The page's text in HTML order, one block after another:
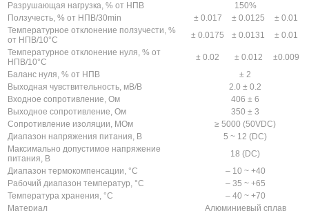
Разрушающая нагрузка, % от НПВ
150%
Ползучесть, % от НПВ/30min
± 0.017 ± 0.0125
± 0.01
Температурное отклонение ползучести, %
от НПВ/10°С
± 0.0175 ± 0.0131
± 0.01
Температурное отклонение нуля, % от
НПВ/10°С
± 0.02 ± 0.012
±0.009
Баланс нуля, % от НПВ
± 2
Выходная чувствительность, мВ/В
2.0 ± 0.2
Входное сопротивление, Ом
406 ± 6
Выходное сопротивление, Ом
350 ± 3
Сопротивление изоляции, МОм
≥ 5000 (50VDC)
Диапазон напряжения питания, В
5 ~ 12 (DC)
Максимально допустимое напряжение
питания, В
18 (DC)
Диапазон термокомпенсации, °С
– 10 ~ +40
Рабочий диапазон температур, °С
– 35 ~ +65
Температура хранения, °С
– 40 ~ +70
Материал
Алюминиевый сплав